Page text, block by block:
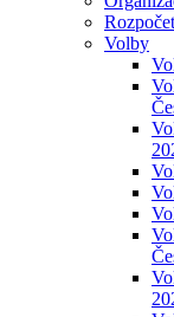
Rozpočet
Volby